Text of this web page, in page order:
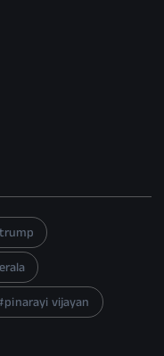
pinarayi vijayan